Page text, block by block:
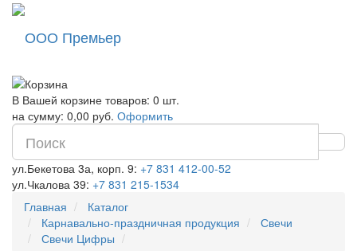
ООО Премьер
В Вашей корзине товаров: 0 шт.
на сумму: 0,00 руб. Оформить
ул.Бекетова 3а, корп. 9: +7 831 412-00-52
ул.Чкалова 39: +7 831 215-1534
Главная
Каталог
Карнавально-праздничная продукция
Свечи
Свечи Цифры